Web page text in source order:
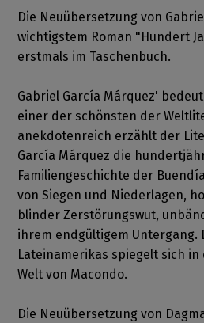
Die Neuübersetzung von
wichtigstem Roman "Hundert
erstmals im Taschenbuch.
Gabriel García Márquez'
einer der schönsten der
anekdotenreich erzählt der
García Márquez die
Familiengeschichte der
von Siegen und Niederlagen,
blinder Zerstörungswut,
ihrem endgültigem Untergang.
Lateinamerikas spiegelt sich
Welt von Macondo.
Die Neuübersetzung von